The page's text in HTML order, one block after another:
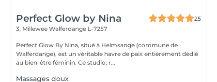
Perfect Glow by Nina
25
3, Millewee Walferdange L-7257
Perfect Glow By Nina, situé à Helmsange (commune de
Walferdange), est un véritable havre de paix entièrement dédié
au bien-être féminin. Ce studio, r...
Massages doux